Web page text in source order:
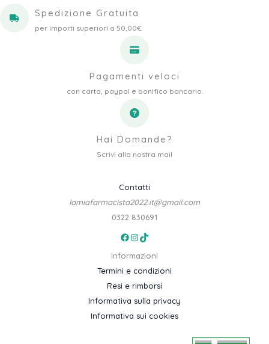
Spedizione Gratuita
per importi superiori a 50,00€
Pagamenti veloci
con carta, paypal e bonifico bancario.
Hai Domande?
Scrivi alla nostra mail
Contatti
lamiafarmacista2022.it@gmail.com
0322 830691
Facebook
Instagram
TikTok
Informazioni
Termini e condizioni
Resi e rimborsi
Informativa sulla privacy
Informativa sui cookies